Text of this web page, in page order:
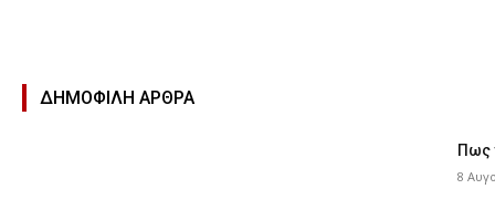
ΔΗΜΟΦΙΛΉ ΑΡΘΡΑ
Πως
8